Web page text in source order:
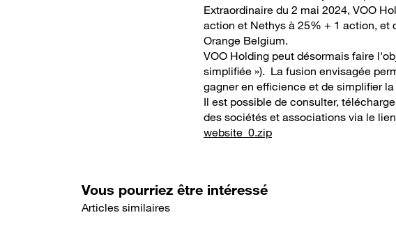
Extraordinaire du 2 mai 2024, VOO
action et Nethys à 25% + 1 action, et
Orange Belgium.
VOO Holding peut désormais faire
simplifiée »). La fusion envisagée
gagner en efficience et de simplifier
Il est possible de consulter,
des sociétés et associations via le
website_0.zip
Vous pourriez être intéressé
Articles similaires